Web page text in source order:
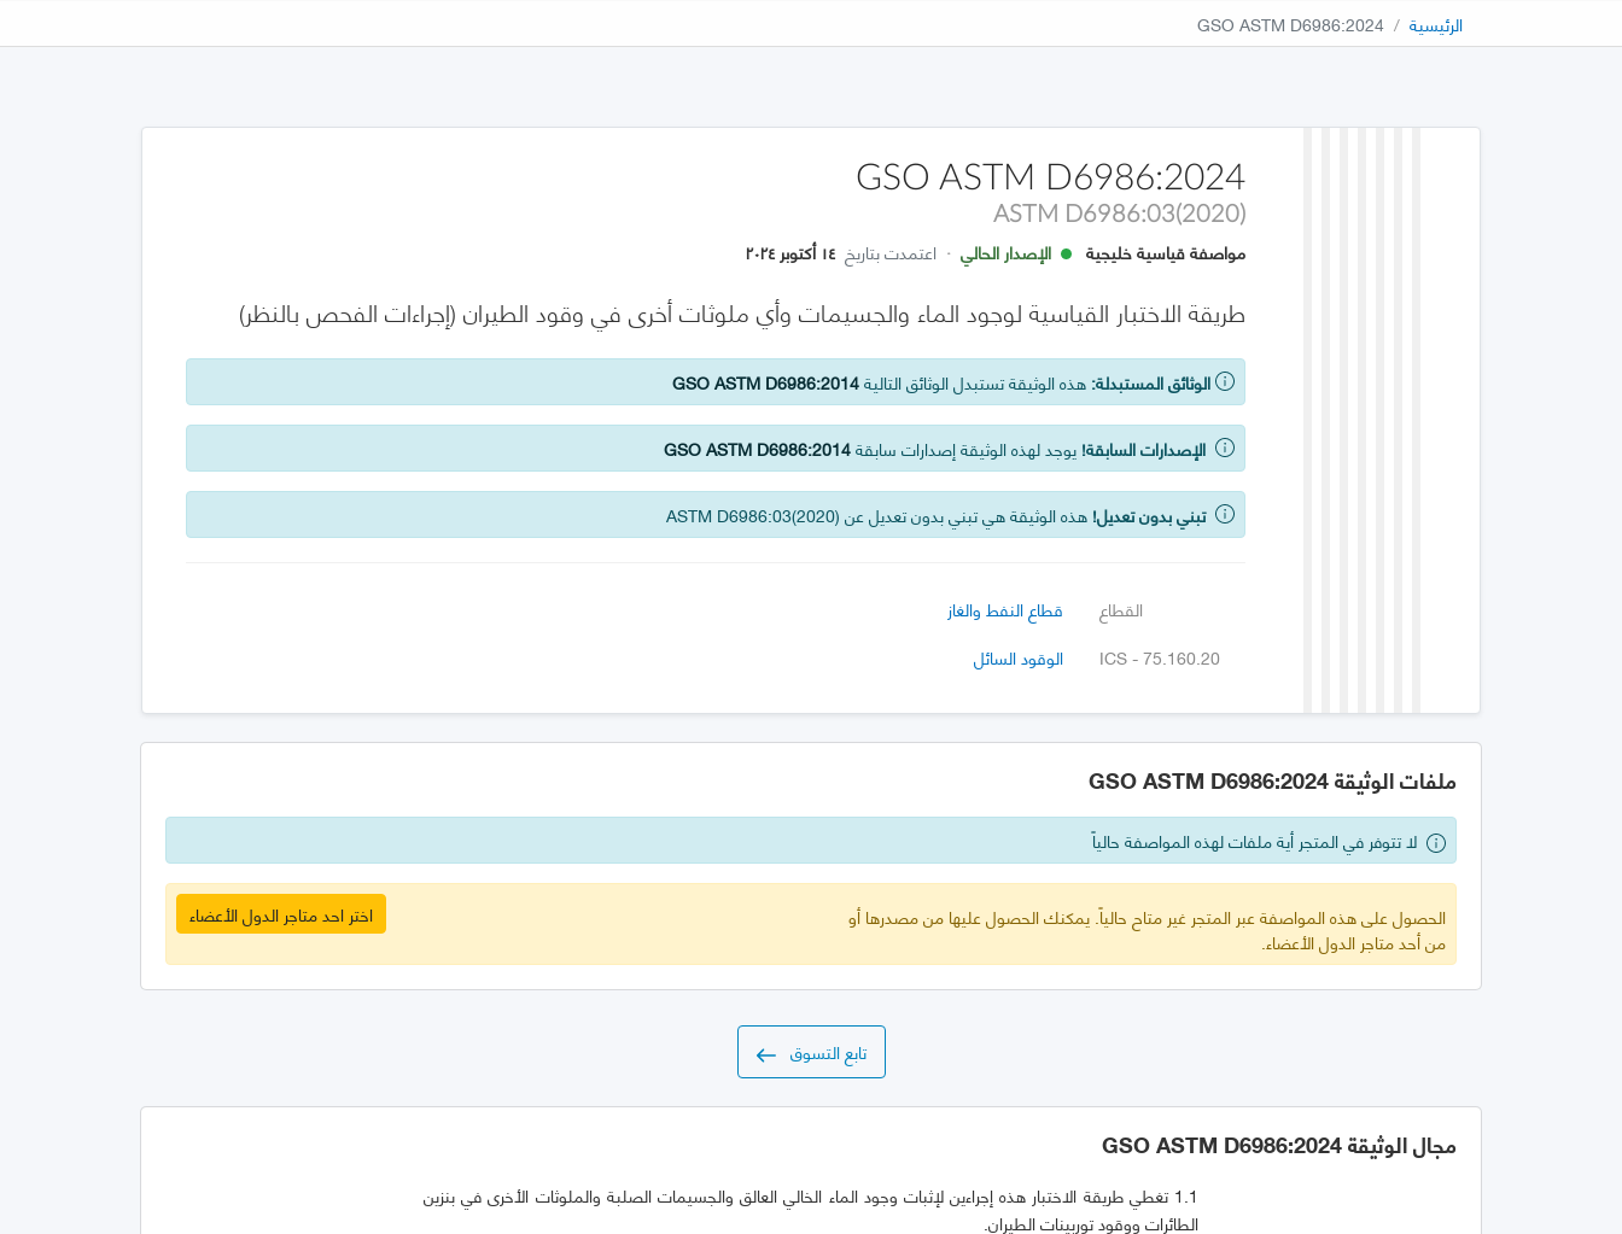
الرئيسية GSO ASTM D6986:2024
GSO ASTM D6986:2024
ASTM D6986:03(2020)
مواصفة قياسية خليجية الإصدار الحالي · اعتمدت بتاريخ ١٤ أكتوبر ٢٠٢٤
طريقة الاختبار القياسية لوجود الماء والجسيمات وأي ملوثات أخرى في وقود الطيران (إجراءات الفحص بالنظر)
الوثائق المستبدلة: هذه الوثيقة تستبدل الوثائق التاليةGSO ASTM D6986:2014
الإصدارات السابقة! يوجد لهذه الوثيقة إصدارات سابقةGSO ASTM D6986:2014
تبني بدون تعديل! هذه الوثيقة هي تبني بدون تعديل عن ASTM D6986:03(2020)
القطاع
قطاع النفط والغاز
ICS - 75.160.20
الوقود السائل
ملفات الوثيقة GSO ASTM D6986:2024
لا تتوفر في المتجر أية ملفات لهذه المواصفة حالياً
الحصول على هذه المواصفة عبر المتجر غير متاح حالياً. يمكنك الحصول عليها من مصدرها أو
من أحد متاجر الدول الأعضاء.
اختر احد متاجر الدول الأعضاء
تابع التسوق
مجال الوثيقة GSO ASTM D6986:2024
1.1 تغطي طريقة الاختبار هذه إجراءين لإثبات وجود الماء الخالي العالق والجسيمات الصلبة والملوثات الأخرى في بنزين
الطائرات ووقود توربينات الطيران.